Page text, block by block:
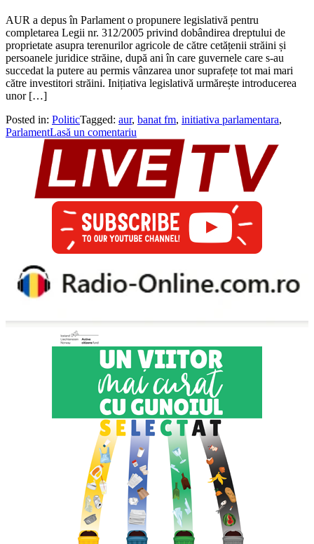
AUR a depus în Parlament o propunere legislativă pentru
completarea Legii nr. 312/2005 privind dobândirea dreptului de
proprietate asupra terenurilor agricole de către cetățenii străini și
persoanele juridice străine, după ani în care guvernele care s-au
succedat la putere au permis vânzarea unor suprafețe tot mai mari
către investitori străini. Inițiativa legislativă urmărește introducerea
unor […]
Posted in: PoliticTagged: aur, banat fm, initiativa parlamentara,
ParlamentLasă un comentariu